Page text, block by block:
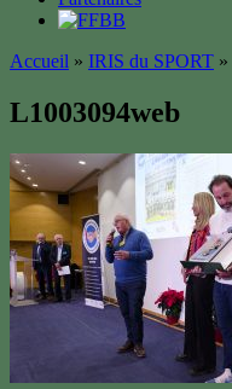
Accueil » IRIS du SPORT »
L1003094web